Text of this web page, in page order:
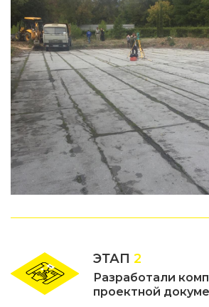
ЭТАП 2
Разработали
проектной